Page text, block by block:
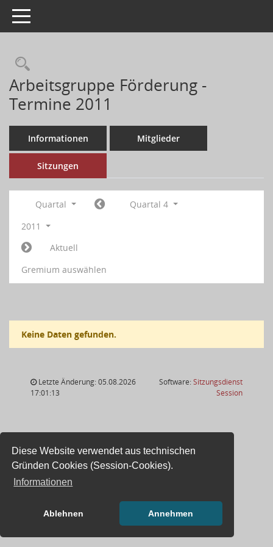
Diese Website verwendet aus technischen
Gründen Cookies (Session-Cookies).
Informationen
Ablehnen Annehmen
Toggle navigation
Arbeitsgruppe Förderung -
Termine 2011
Informationen Mitglieder
Sitzungen
Quartal
Quartal 4
2011
Aktuell
Gremium auswählen
Keine Daten gefunden.
Letzte Änderung: 05.08.2026
17:01:13
Software:Sitzungsdienst
Session(Wird in